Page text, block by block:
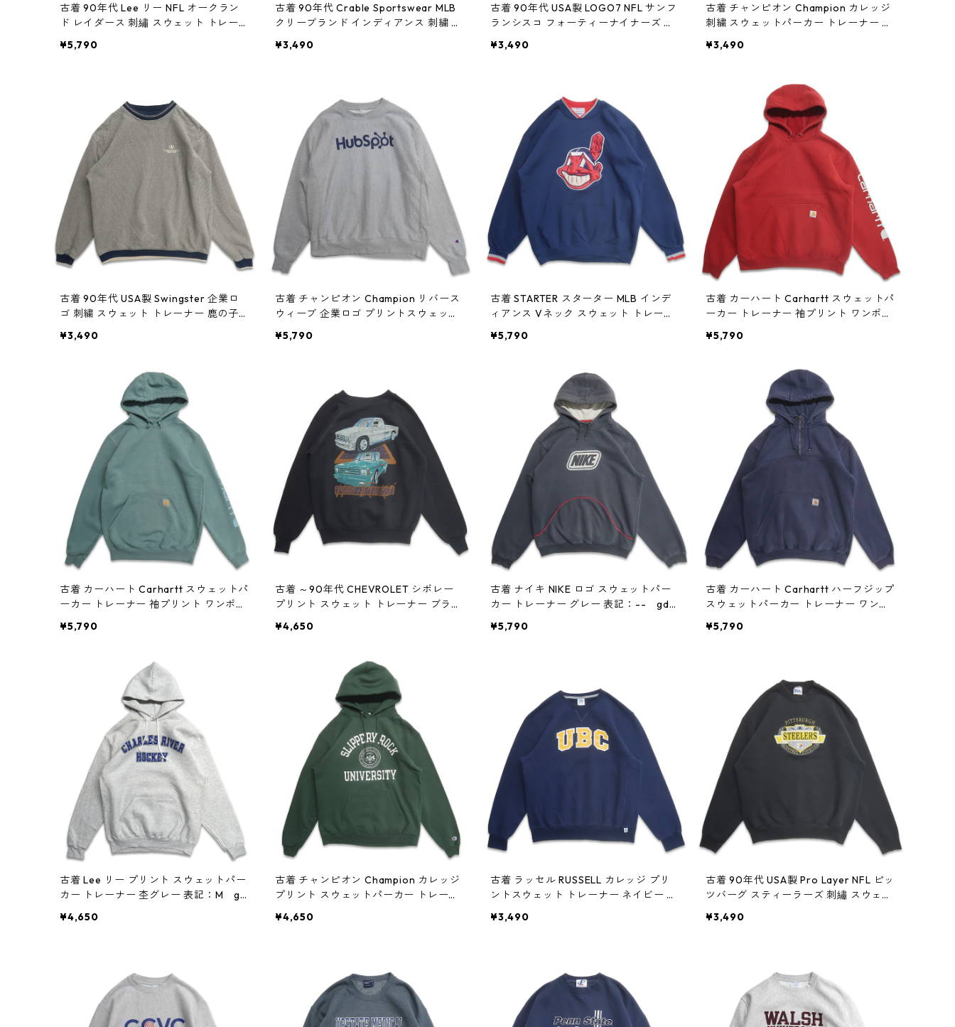
古着 90年代 Lee リー NFL オークラン
ド レイダース 刺繡 スウェット トレーナ
0409
¥5,790
古着 90年代 Crable Sportswear MLB
クリーブランド インディアンス 刺繍 ス
gd409033n w60408
¥3,490
古着 90年代 USA製 LOGO7 NFL サンフ
ランシスコ フォーティーナイナーズ プ
記：XL gd409032n w60408
¥3,490
古着 チャンピオン Champion カレッジ
刺繍 スウェットパーカー トレーナー グ
07
¥3,490
古着 90年代 USA製 Swingster 企業ロ
ゴ 刺繍 スウェット トレーナー 鹿の子
¥3,490
古着 チャンピオン Champion リバース
ウィーブ 企業ロゴ プリントスウェット
94n w60404
¥5,790
古着 STARTER スターター MLB インデ
ィアンス Vネック スウェット トレーナ
404
¥5,790
古着 カーハート Carhartt スウェットパ
ーカー トレーナー 袖プリント ワンポイ
5n w60403
¥5,790
古着 カーハート Carhartt スウェットパ
ーカー トレーナー 袖プリント ワンポイ
w60403
¥5,790
古着 ～90年代 CHEVROLET シボレー
プリント スウェット トレーナー ブラッ
¥4,650
古着 ナイキ NIKE ロゴ スウェットパー
カー トレーナー グレー 表記：-- gd4
¥5,790
古着 カーハート Carhartt ハーフジップ
スウェットパーカー トレーナー ワンポ
w60401
¥5,790
古着 Lee リー プリント スウェットパー
カー トレーナー 杢グレー 表記：M gd
¥4,650
古着 チャンピオン Champion カレッジ
プリント スウェットパーカー トレーナ
331
¥4,650
古着 ラッセル RUSSELL カレッジ プリ
ントスウェット トレーナー ネイビー 表
¥3,490
古着 90年代 USA製 Pro Layer NFL ピッ
ツバーグ スティーラーズ 刺繡 スウェッ
08934n w60330
¥3,490